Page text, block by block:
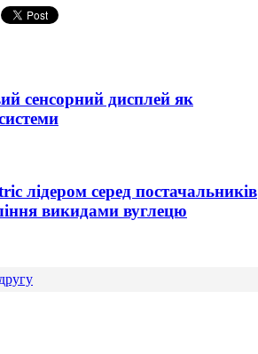
сенсорний дисплей як
лідером серед постачальників
викидами вуглецю